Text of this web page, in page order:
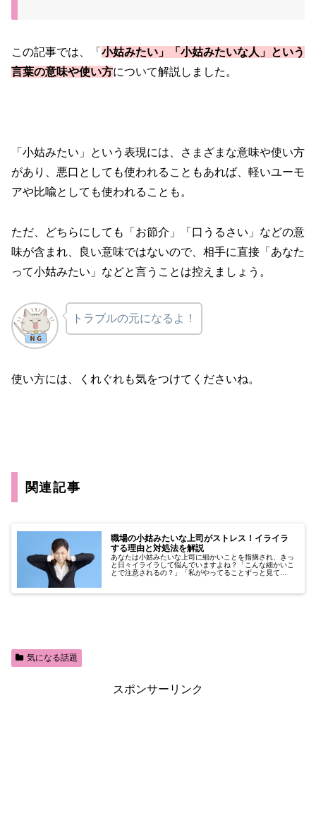
この記事では、「 小姑みたい」「小姑みたいな人」という
言葉の意味や使い方について解説しました。
「小姑みたい」という表現には、さまざまな意味や使い方
があり、悪口としても使われることもあれば、軽いユーモ
アや比喩としても使われることも。
ただ、どちらにしても「お節介」「口うるさい」などの意
味が含まれ、良い意味ではないので、相手に直接「あなた
って小姑みたい」などと言うことは控えましょう。
トラブルの元になるよ！
使い方には、くれぐれも気をつけてくださいね。
関連記事
職場の小姑みたいな上司がストレス！イライラ
する理由と対処法を解説
あなたは小姑みたいな上司に細かいことを指摘され、きっ
と日々イライラして悩んでいますよね？「こんな細かいこ
とで注意されるの？」「私がやってることずっと見て
気になる話題
スポンサーリンク